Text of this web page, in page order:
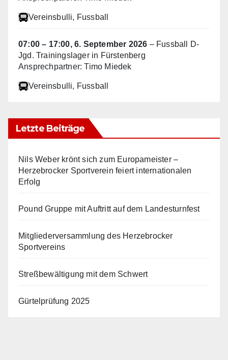
Vereinsbulli, Fussball
07:00 – 17:00,6. September 2026 – Fussball D-
Jgd. Trainingslager in Fürstenberg
Ansprechpartner: Timo Miedek
Vereinsbulli, Fussball
Letzte Beiträge
Nils Weber krönt sich zum Europameister –
Herzebrocker Sportverein feiert internationalen
Erfolg
Pound Gruppe mit Auftritt auf dem Landesturnfest
Mitgliederversammlung des Herzebrocker
Sportvereins
Streßbewältigung mit dem Schwert
Gürtelprüfung 2025